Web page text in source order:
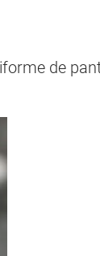
de